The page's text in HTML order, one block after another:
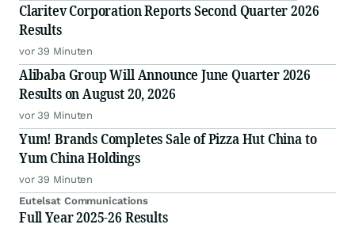
Claritev Corporation Reports Second Quarter 2026
Results
vor 39 Minuten
Alibaba Group Will Announce June Quarter 2026
Results on August 20, 2026
vor 39 Minuten
Yum! Brands Completes Sale of Pizza Hut China to
Yum China Holdings
vor 39 Minuten
Eutelsat Communications
Full Year 2025-26 Results